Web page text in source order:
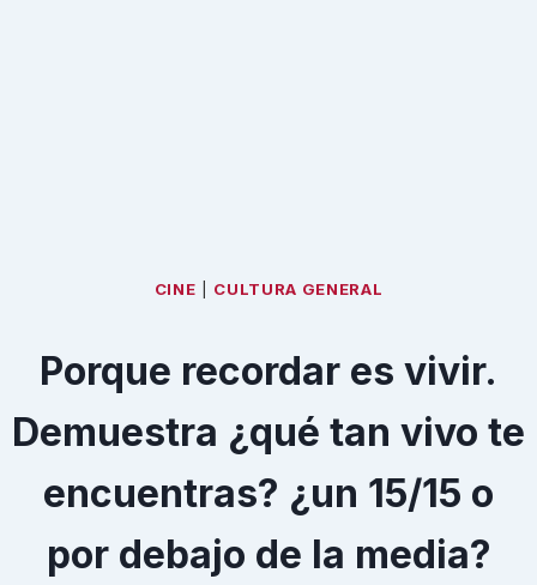
CINE CULTURA GENERAL
Porque recordar es vivir.
Demuestra ¿qué tan vivo te
encuentras? ¿un 15/15 o
por debajo de la media?